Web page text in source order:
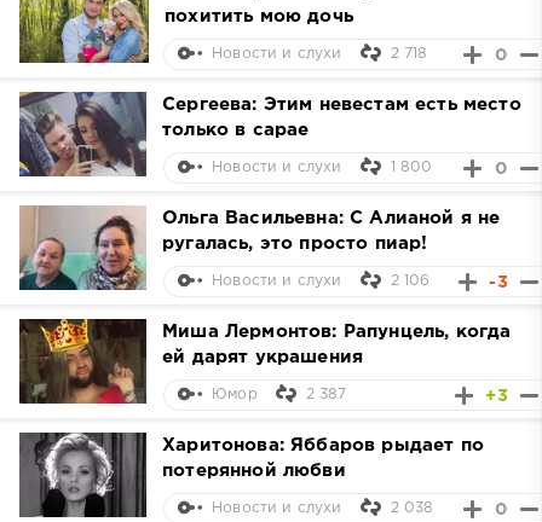
похитить мою дочь
0
Новости и слухи 2 718
Сергеева: Этим невестам есть место
только в сарае
0
Новости и слухи 1 800
Ольга Васильевна: С Алианой я не
ругалась, это просто пиар!
-3
Новости и слухи 2 106
Миша Лермонтов: Рапунцель, когда
ей дарят украшения
+3
Юмор 2 387
Харитонова: Яббаров рыдает по
потерянной любви
0
Новости и слухи 2 038